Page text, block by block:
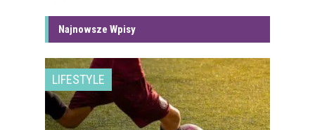
Najnowsze Wpisy
LIFESTYLE